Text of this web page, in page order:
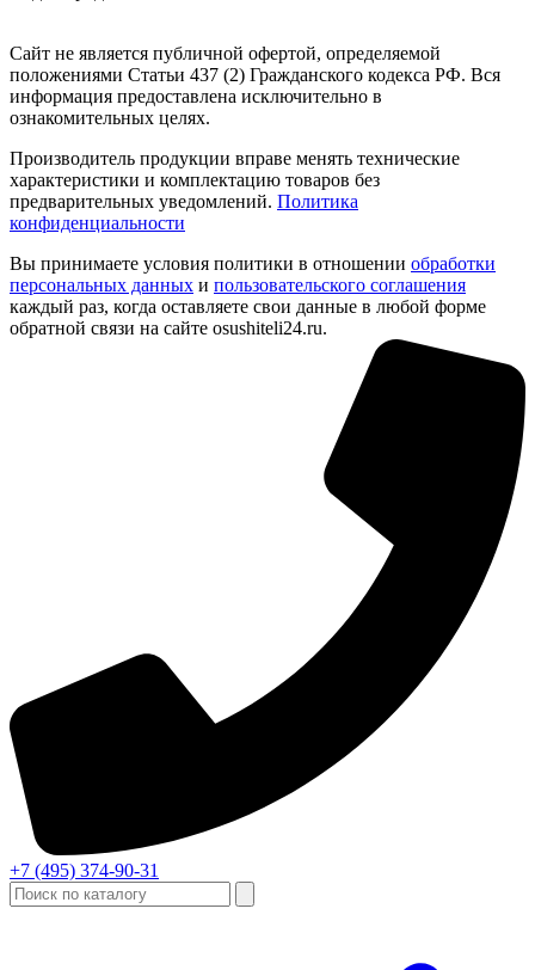
Сайт не является публичной офертой, определяемой
положениями Статьи 437 (2) Гражданского кодекса РФ. Вся
информация предоставлена исключительно в
ознакомительных целях.
Производитель продукции вправе менять технические
характеристики и комплектацию товаров без
предварительных уведомлений. Политика
конфиденциальности
Вы принимаете условия политики в отношении обработки
персональных данных и пользовательского соглашения
каждый раз, когда оставляете свои данные в любой форме
обратной связи на сайте osushiteli24.ru.
+7 (495) 374-90-31